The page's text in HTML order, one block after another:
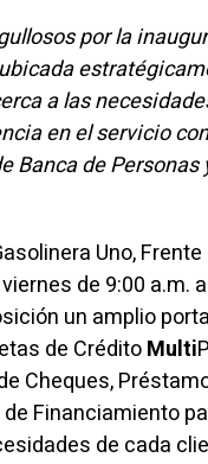
por la
a las
en el servicio
de Personas
Uno,
de 9:00 a.m.
un amplio
de CréditoMulti
Cheques,
Financiamiento
de cada